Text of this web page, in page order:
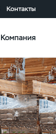
Контакты
Компания